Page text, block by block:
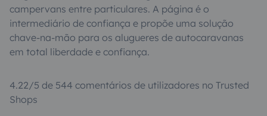
campervans entre particulares. A página é o
intermediário de confiança e propõe uma solução
chave-na-mão para os alugueres de autocaravanas
em total liberdade e confiança.
4.22/5 de 544 comentários de utilizadores no Trusted
Shops